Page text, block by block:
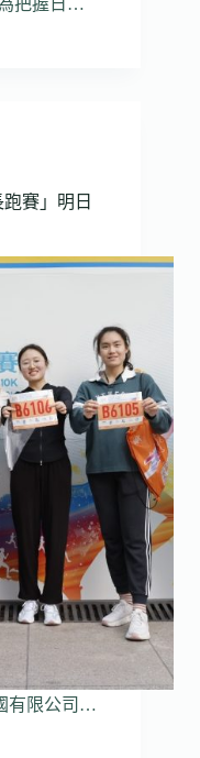
把握日…
賽」明日
有限公司…